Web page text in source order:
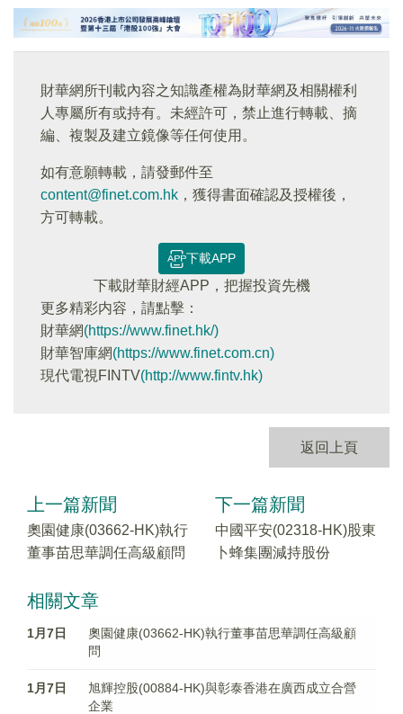
財華網所刊載內容之知識產權為財華網及相關權利
人專屬所有或持有。未經許可，禁止進行轉載、摘
編、複製及建立鏡像等任何使用。
如有意願轉載，請發郵件至
content@finet.com.hk ，獲得書面確認及授權後，
方可轉載。
下載APP
下載財華財經APP，把握投資先機
更多精彩内容，請點擊：
財華網(https://www.finet.hk/)
財華智庫網(https://www.finet.com.cn)
現代電視FINTV(http://www.fintv.hk)
返回上頁
上一篇新聞
奧園健康(03662-HK)執行
董事苗思華調任高級顧問
下一篇新聞
中國平安(02318-HK)股東
卜蜂集團減持股份
相關文章
1月7日
奧園健康(03662-HK)執行董事苗思華調任高級顧
問
1月7日
旭輝控股(00884-HK)與彰泰香港在廣西成立合營
企業